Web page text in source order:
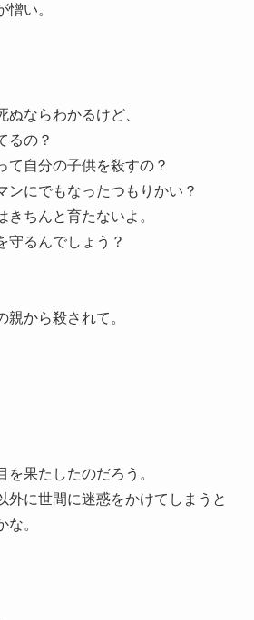
憎い。
ならわかるけど、
るの？
て自分の子供を殺すの？
ンにでもなったつもりかい？
ちんと育たないよ。
守るんでしょう？
から殺されて。
果たしたのだろう。
外に世間に迷惑をかけてしまうと
。